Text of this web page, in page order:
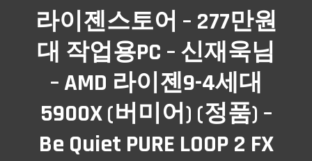
라이젠스토어 – 277만원
대 작업용PC – 신재욱님
– AMD 라이젠9-4세대
5900X (버미어) (정품) –
Be Quiet PURE LOOP 2 FX